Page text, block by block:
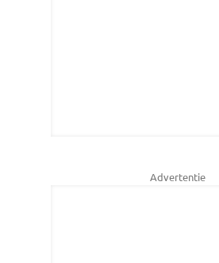
Advertentie